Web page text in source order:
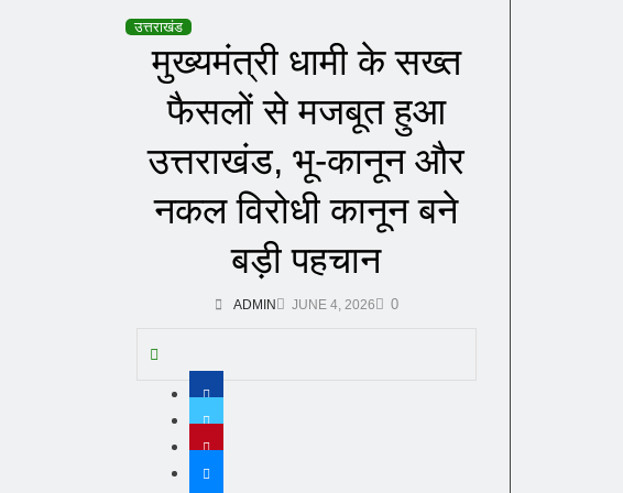
उत्तराखंड
मुख्यमंत्री धामी के सख्त
फैसलों से मजबूत हुआ
उत्तराखंड, भू-कानून और
नकल विरोधी कानून बने
बड़ी पहचान
ADMIN JUNE 4, 2026 0